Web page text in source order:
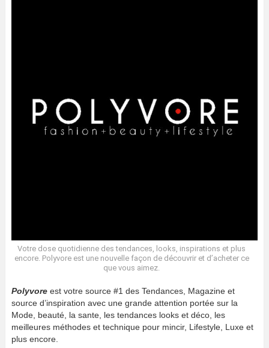
Votre dose quotidienne des tendances, looks, inspirations et plus
encore. Polyvore est une nouvelle façon de découvrir et d’acheter ce
que vous aimez.
Polyvore est votre source #1 des Tendances, Magazine et
source d’inspiration avec une grande attention portée sur la
Mode, beauté, la sante, les tendances looks et déco, les
meilleures méthodes et technique pour mincir, Lifestyle, Luxe et
plus encore.